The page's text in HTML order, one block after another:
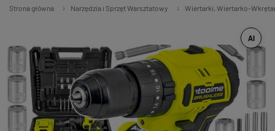
Strona główna » Narzędzia i Sprzęt Warsztatowy » Wiertarki, Wiertarko-
AI